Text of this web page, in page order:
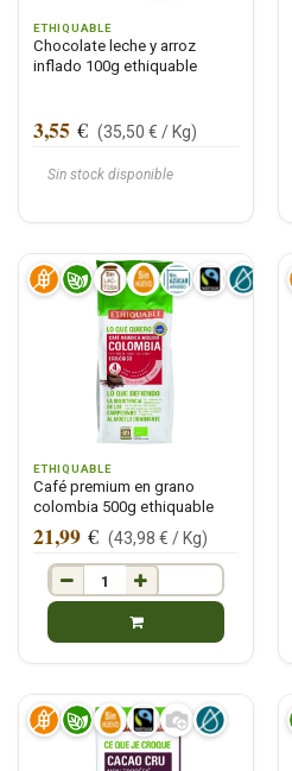
ETHIQUABLE
Chocolate leche y arroz
inflado 100g ethiquable
Sin stock disponible
3,55 € (35,50 € / Kg)
ETHIQUABLE
Café premium en grano
colombia 500g ethiquable
21,99 € (43,98 € / Kg)